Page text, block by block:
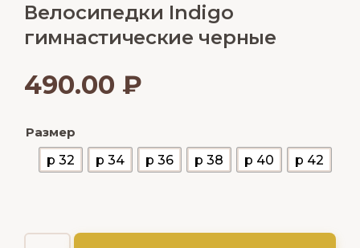
Велосипедки Indigo
гимнастические черные
490.00 ₽
Размер
р 32
р 34 р 36 р 38 р 40 р 42